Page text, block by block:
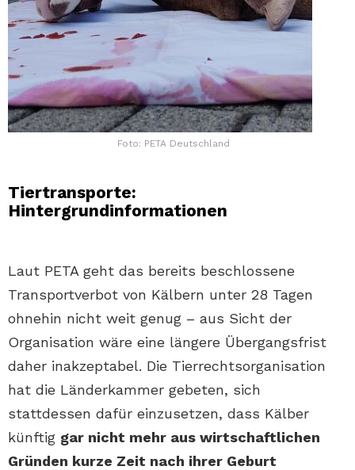
Foto: PETA Deutschland
Tiertransporte:
Hintergrundinformationen
Laut PETA geht das bereits beschlossene
Transportverbot von Kälbern unter 28 Tagen
ohnehin nicht weit genug – aus Sicht der
Organisation wäre eine längere Übergangsfrist
daher inakzeptabel. Die Tierrechtsorganisation
hat die Länderkammer gebeten, sich
stattdessen dafür einzusetzen, dass Kälber
künftig gar nicht mehr aus wirtschaftlichen
Gründen kurze Zeit nach ihrer Geburt